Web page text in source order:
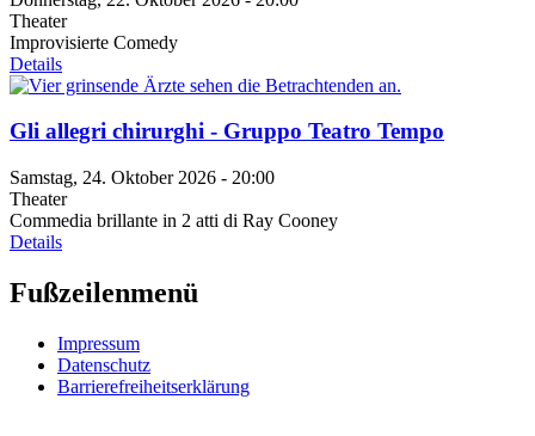
Theater
Improvisierte Comedy
Details
Gli allegri chirurghi - Gruppo Teatro Tempo
Samstag, 24. Oktober 2026 - 20:00
Theater
Commedia brillante in 2 atti di Ray Cooney
Details
Fußzeilenmenü
Impressum
Datenschutz
Barrierefreiheitserklärung